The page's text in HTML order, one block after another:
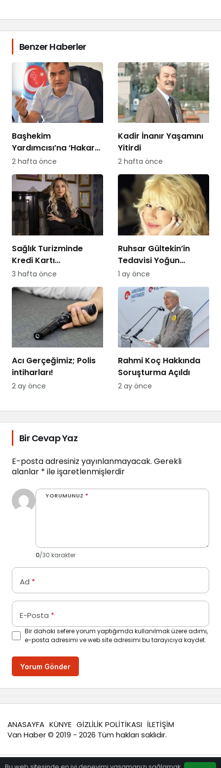
Benzer Haberler
Başhekim
Yardımcısı’na ‘Hakaret
Davası’ Açan
Hemşireye Sürgün!
2 hafta önce
Kadir İnanır Yaşamını
Yitirdi
2 hafta önce
Sağlık Turizminde
Kredi Kartı
Dolandırıcılığına
3 hafta önce
Ruhsar Gültekin’in
Tedavisi Yoğun
Bakımda Sürüyor
1 ay önce
Acı Gerçeğimiz; Polis
intiharları!
2 ay önce
Rahmi Koç Hakkında
Soruşturma Açıldı
2 ay önce
Bir Cevap Yaz
E-posta adresiniz yayınlanmayacak. Gerekli
alanlar * ile işaretlenmişlerdir
YORUMUNUZ *
0/30 karakter
Ad *
E-Posta *
Bir dahaki sefere yorum yaptığımda kullanılmak üzere adımı,
e-posta adresimi ve web site adresimi bu tarayıcıya kaydet.
Yorum Gönder
ANASAYFA KÜNYE GİZLİLİK POLİTİKASI İLETİŞİM
Van Haber© 2019 - 2026 Tüm hakları saklıdır.